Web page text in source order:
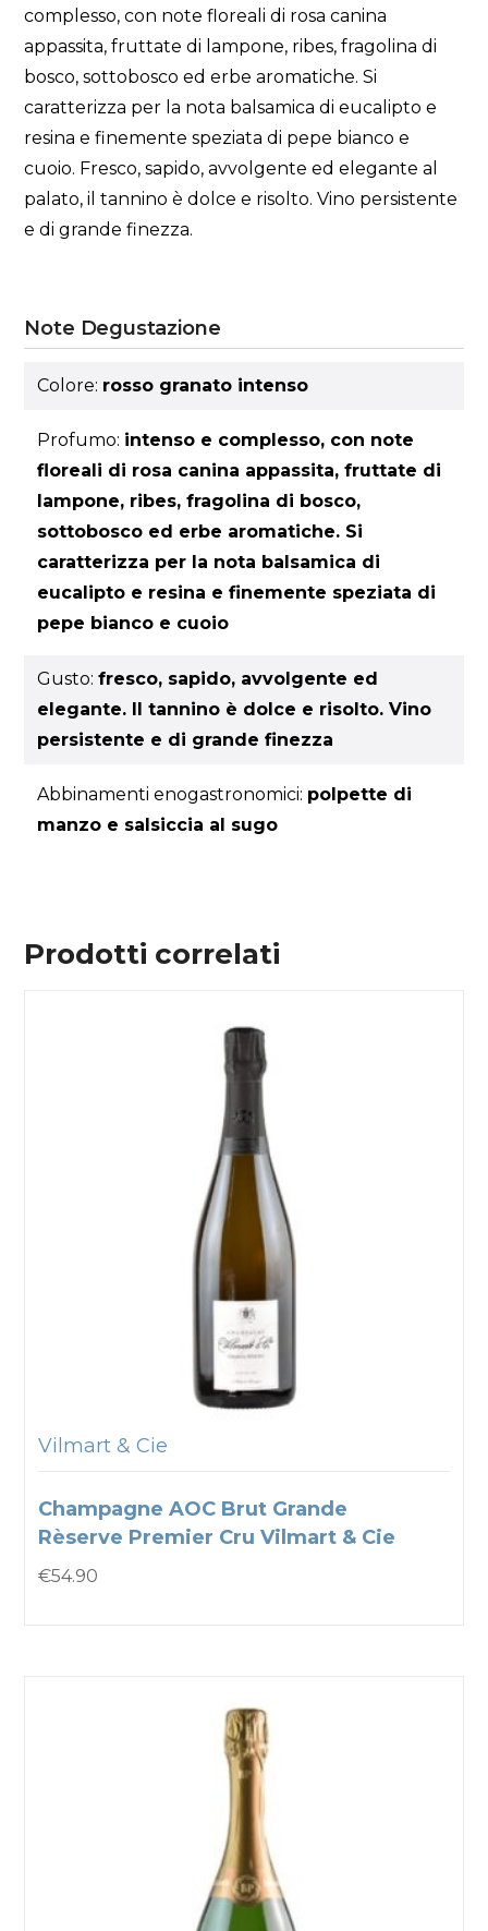
complesso, con note floreali di rosa canina
appassita, fruttate di lampone, ribes, fragolina di
bosco, sottobosco ed erbe aromatiche. Si
caratterizza per la nota balsamica di eucalipto e
resina e finemente speziata di pepe bianco e
cuoio. Fresco, sapido, avvolgente ed elegante al
palato, il tannino è dolce e risolto. Vino persistente
e di grande finezza.
Note Degustazione
Colore: rosso granato intenso
Profumo: intenso e complesso, con note
floreali di rosa canina appassita, fruttate di
lampone, ribes, fragolina di bosco,
sottobosco ed erbe aromatiche. Si
caratterizza per la nota balsamica di
eucalipto e resina e finemente speziata di
pepe bianco e cuoio
Gusto:fresco, sapido, avvolgente ed
elegante. Il tannino è dolce e risolto. Vino
persistente e di grande finezza
Abbinamenti enogastronomici: polpette di
manzo e salsiccia al sugo
Prodotti correlati
Vilmart & Cie
Champagne AOC Brut Grande
Rèserve Premier Cru Vilmart & Cie
€54.90